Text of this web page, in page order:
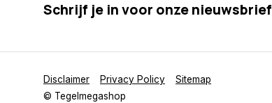
Schrijf je in voor onze nieuwsbrief
Disclaimer Privacy Policy
Sitemap
© Tegelmegashop